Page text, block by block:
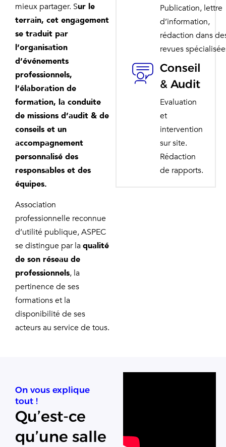
mieux partager. Sur le
terrain, cet engagement
se traduit par
l’organisation
d’événements
professionnels,
l’élaboration de
formation, la conduite
de missions d’audit & de
conseils et un
accompagnement
personnalisé des
responsables et des
équipes.
Association
professionnelle reconnue
d’utilité publique, ASPEC
se distingue par la qualité
de son réseau de
professionnels, la
pertinence de ses
formations et la
disponibilité de ses
acteurs au service de tous.
Publication, lettre
d’information,
rédaction dans
revues
Conseil
& Audit
Evaluation
et
intervention
sur site.
Rédaction
de rapports.
On vous explique
tout !
Qu’est-ce
qu’une salle